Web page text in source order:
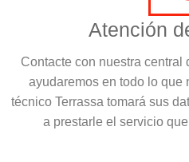
Atención
Contacte con nuestra central
ayudaremos en todo lo que
técnico Terrassa tomará sus
a prestarle el servicio